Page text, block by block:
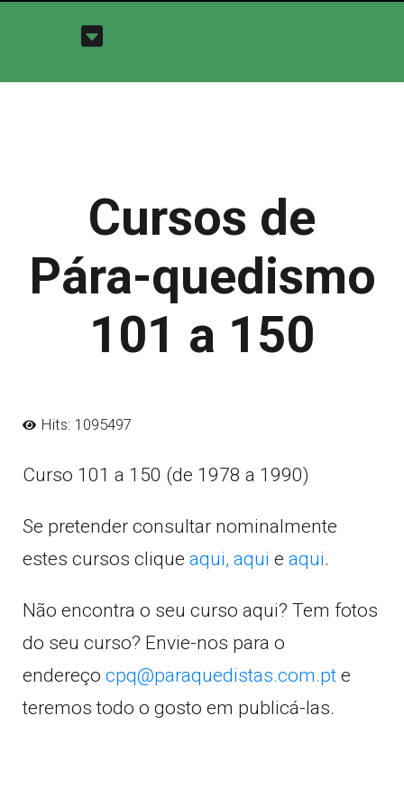
Cursos de
Pára-quedismo
101 a 150
Hits: 1095497
Curso 101 a 150 (de 1978 a 1990)
Se pretender consultar nominalmente
estes cursos clique aqui, aqui e aqui.
Não encontra o seu curso aqui? Tem fotos
do seu curso? Envie-nos para o
endereço cpq@paraquedistas.com.pt e
teremos todo o gosto em publicá-las.